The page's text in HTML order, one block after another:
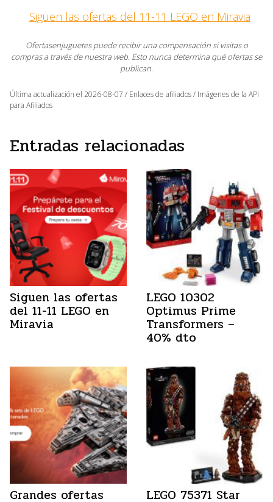
Siguen las ofertas del 11-11 LEGO en Miravia
Ofertasenjuguetes puede recibir una compensación si visitas o
compras a través de nuestra web. Esto nunca determina qué ofertas se
publican.
Última actualización el 2026-08-07 / Enlaces de afiliados / Imágenes de la API
para Afiliados
Entradas relacionadas
Siguen las ofertas
del 11-11 LEGO en
Miravia
LEGO 10302
Optimus Prime
Transformers –
40% dto
Grandes ofertas LEGO 75371 Star